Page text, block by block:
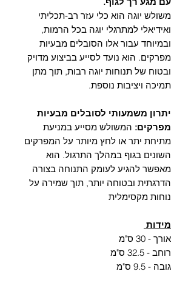
משולש יוגה הוא כלי עזר רב-תכליתי
ואידיאלי למתרגלי יוגה בכל הרמות,
ובמיוחד עבור אלו הסובלים מבעיות
מפרקים. הוא נועד לסייע בביצוע מדויק
ובטוח של תנוחות יוגה רבות, תוך מתן
תמיכה ויציבות נוספת.
יתרון משמעותי לסובלים מבעיות
מפרקים: המשולש מסייע במניעת
מתיחת יתר או לחץ מיותר על המפרקים
השונים בגוף במהלך התרגול. הוא
מאפשר להגיע לעומק התנוחה בצורה
הדרגתית ובטוחה יותר, תוך שמירה על
נוחות מקסימלית
מידות
אורך - 30 ס"מ
רוחב - 32.5 ס"מ
גובה - 9.5 ס"מ